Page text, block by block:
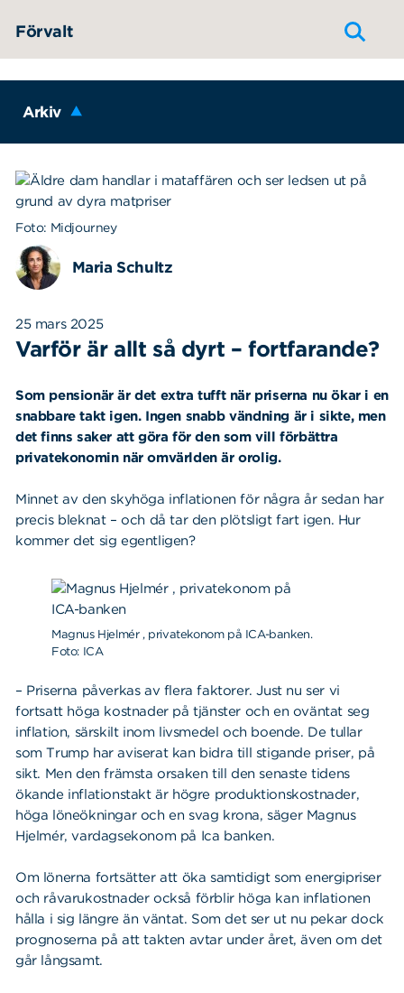
Förvalt
Arkiv
Foto: Midjourney
Maria Schultz
25 mars 2025
Varför är allt så dyrt – fortfarande?
Som pensionär är det extra tufft när priserna nu ökar i en
snabbare takt igen. Ingen snabb vändning är i sikte, men
det finns saker att göra för den som vill förbättra
privatekonomin när omvärlden är orolig.
Minnet av den skyhöga inflationen för några år sedan har
precis bleknat – och då tar den plötsligt fart igen. Hur
kommer det sig egentligen?
Magnus Hjelmér , privatekonom på ICA-banken.
Foto: ICA
– Priserna påverkas av flera faktorer. Just nu ser vi
fortsatt höga kostnader på tjänster och en oväntat seg
inflation, särskilt inom livsmedel och boende. De tullar
som Trump har aviserat kan bidra till stigande priser, på
sikt. Men den främsta orsaken till den senaste tidens
ökande inflationstakt är högre produktionskostnader,
höga löneökningar och en svag krona, säger Magnus
Hjelmér, vardagsekonom på Ica banken.
Om lönerna fortsätter att öka samtidigt som energipriser
och råvarukostnader också förblir höga kan inflationen
hålla i sig längre än väntat. Som det ser ut nu pekar dock
prognoserna på att takten avtar under året, även om det
går långsamt.